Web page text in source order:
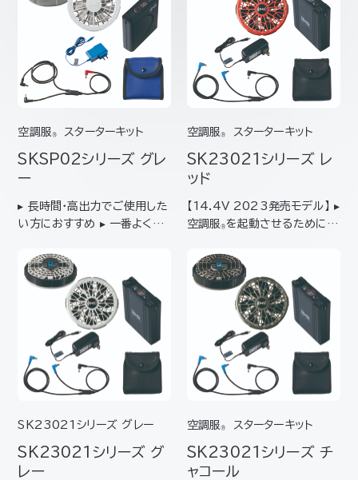
空調服® スターターキット
SKSP02シリーズ グレ
ー
▸ 長時間･高出力でご使用した
い方におすすめ ▸ 一番よく使
プのファンと、汎用性の高いバ
ッテリーのセット 【キット内容】
バッテリー（BTSP1） ファン2
個（FAN2200シリーズ） ケー
空調服® スターターキット
SK23021 シリーズ
レ
ッド
【14.4V 2023発売モデル】 ▸
空調服® を起動させるために必
たスターターキット▸ はじめて
空調服®を使われる方におすす
め ▸ 薄型・軽量でありながら、
大風量・高効率・高寿命を備え
るファ…
SK23021 シリーズ グレー
SK23021 シリーズ グ
レー
空調服® スターターキット
SK23021 シリーズチ
ャコール